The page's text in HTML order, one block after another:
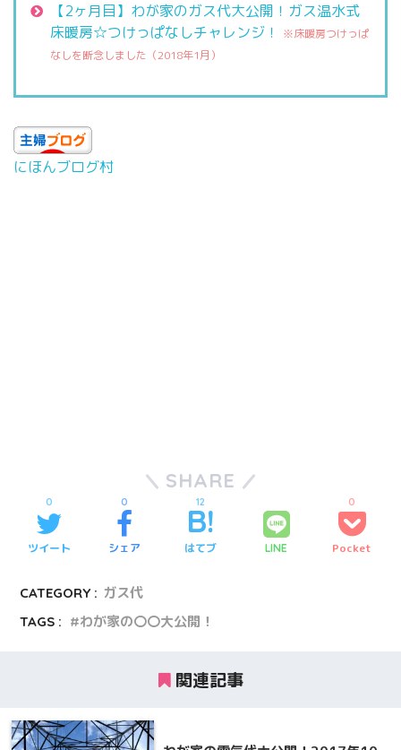
【2ヶ月目】わが家のガス代大公開！ガス温水式
床暖房☆つけっぱなしチャレンジ！
※床暖房つけっぱ
なしを断念しました（2018年1月）
にほんブログ村
SHARE
ツイート
0
シェア
0
はてブ
12
LINE Pocket
0
CATEGORY : ガス代
TAGS :
わが家の〇〇大公開！
関連記事